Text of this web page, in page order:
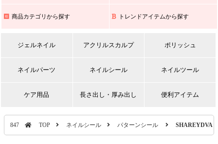
商品カテゴリから探す トレンドアイテムから探す
ジェルネイル アクリルスカルプ ポリッシュ
ネイルパーツ ネイルシール ネイルツール
ケア用品 長さ出し・厚み出し 便利アイテム
847 TOP ネイルシール パターンシール SHAREYDVA